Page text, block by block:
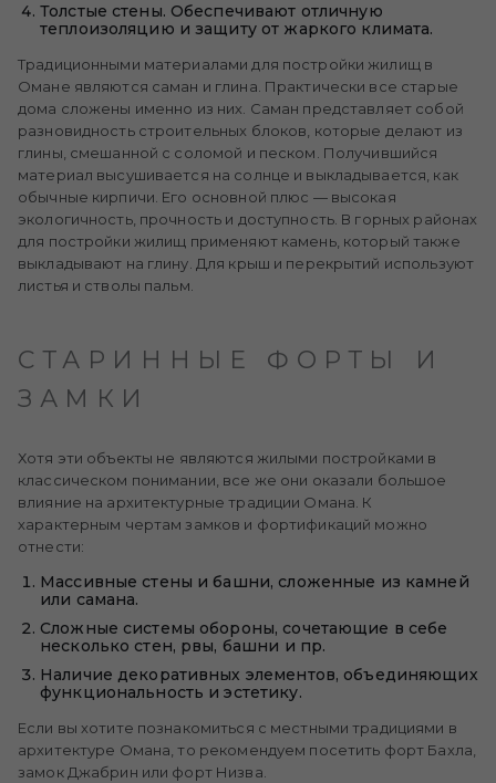
Толстые стены. Обеспечивают отличную
теплоизоляцию и защиту от жаркого климата.
Традиционными материалами для постройки жилищ в
Омане являются саман и глина. Практически все старые
дома сложены именно из них. Саман представляет собой
разновидность строительных блоков, которые делают из
глины, смешанной с соломой и песком. Получившийся
материал высушивается на солнце и выкладывается, как
обычные кирпичи. Его основной плюс — высокая
экологичность, прочность и доступность. В горных районах
для постройки жилищ применяют камень, который также
выкладывают на глину. Для крыш и перекрытий используют
листья и стволы пальм.
СТАРИННЫЕ ФОРТЫ И
ЗАМКИ
Хотя эти объекты не являются жилыми постройками в
классическом понимании, все же они оказали большое
влияние на архитектурные традиции Омана. К
характерным чертам замков и фортификаций можно
отнести:
Массивные стены и башни, сложенные из камней
или самана.
Сложные системы обороны, сочетающие в себе
несколько стен, рвы, башни и пр.
Наличие декоративных элементов, объединяющих
функциональность и эстетику.
Если вы хотите познакомиться с местными традициями в
архитектуре Омана, то рекомендуем посетить форт Бахла,
замок Джабрин или форт Низва.